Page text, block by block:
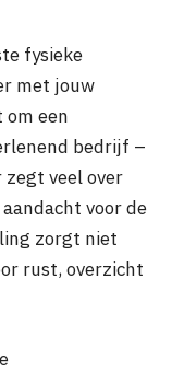
fysieke
met jouw
een
bedrijf –
veel over
voor de
zorgt niet
rust, overzicht